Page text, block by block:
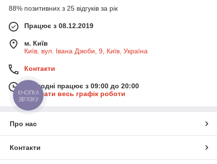
88% позитивних з 25 відгуків за рік
Працює з 08.12.2019
м. Київ
Київ, вул. Івана Дзюби, 9, Київ, Україна
Контакти
Сьогодні працює з 09:00 до 20:00
Показати весь графік роботи
Про нас
Контакти
КНОПКА
ЗВ'ЯЗКУ